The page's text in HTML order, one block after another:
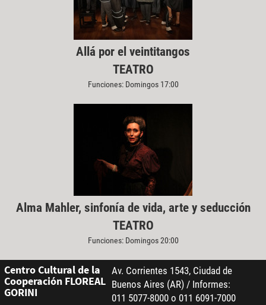
Allá por el veintitangos
TEATRO
Funciones: Domingos 17:00
Alma Mahler, sinfonía de vida, arte y seducción
TEATRO
Funciones: Domingos 20:00
Centro Cultural de la
Cooperación FLOREAL
GORINI
Av. Corrientes 1543, Ciudad de
Buenos Aires (AR) / Informes:
011 5077-8000 o 011 6091-7000